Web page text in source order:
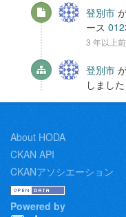
登別市
ース
3 年以上前
登別市
しました
About HODA
CKAN API
CKANアソシエーション
Powered by